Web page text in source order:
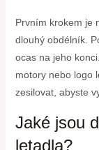
Prvním krokem je
dlouhý obdélník.
ocas na jeho
motory nebo logo
zesilovat, abyste
Jaké jsou
letadla?